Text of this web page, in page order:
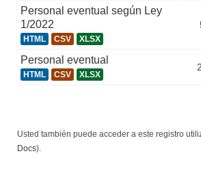
Personal eventual según Ley
1/2022
HTML CSV XLSX
Personal eventual
HTML CSV XLSX
Usted también puede acceder a este registro
Docs).